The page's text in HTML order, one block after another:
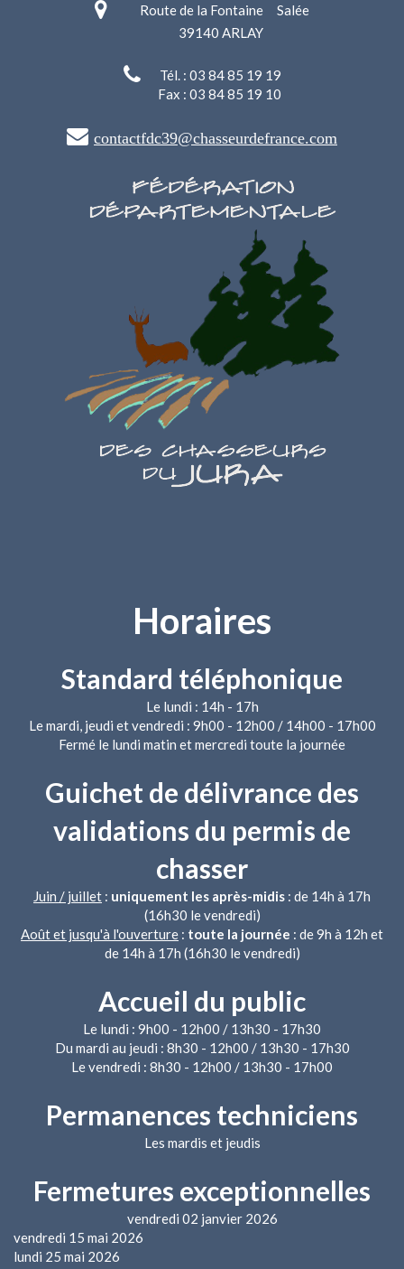
Route de la Fontaine Salée
39140 ARLAY
Tél. : 03 84 85 19 19
Fax : 03 84 85 19 10
contactfdc39@chasseurdefrance.com
Horaires
Standard téléphonique
Le lundi : 14h - 17h
Le mardi, jeudi et vendredi : 9h00 - 12h00 / 14h00 - 17h00
Fermé le lundi matin et mercredi toute la journée
Guichet de délivrance des
validations du permis de
chasser
Juin / juillet : uniquement les après-midis : de 14h à 17h
(16h30 le vendredi)
Août et jusqu'à l'ouverture : toute la journée : de 9h à 12h et
de 14h à 17h (16h30 le vendredi)
Accueil du public
Le lundi : 9h00 - 12h00 / 13h30 - 17h30
Du mardi au jeudi : 8h30 - 12h00 / 13h30 - 17h30
Le vendredi : 8h30 - 12h00 / 13h30 - 17h00
Permanences techniciens
Les mardis et jeudis
Fermetures exceptionnelles
vendredi 02 janvier 2026
vendredi 15 mai 2026
lundi 25 mai 2026